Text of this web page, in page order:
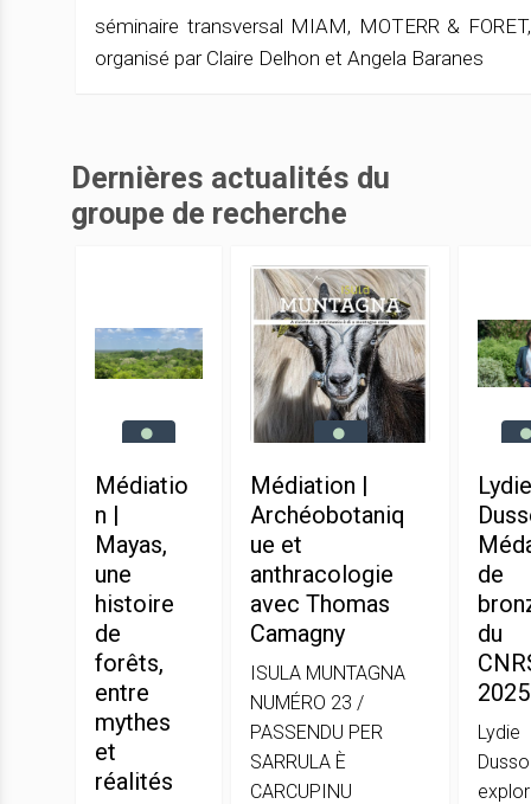
séminaire transversal MIAM, MOTERR &
organisé par Claire Delhon et Angela Baranes
Dernières actualités du
groupe de recherche
Médiatio
n |
Mayas,
une
histoire
de
forêts,
entre
mythes
et
réalités
Médiation |
Archéobotaniq
ue et
anthracologie
avec Thomas
Camagny
ISULA MUNTAGNA
NUMÉRO 23 /
PASSENDU PER
SARRULA È
CARCUPINU
Lydie
de
du
2025
Lydie